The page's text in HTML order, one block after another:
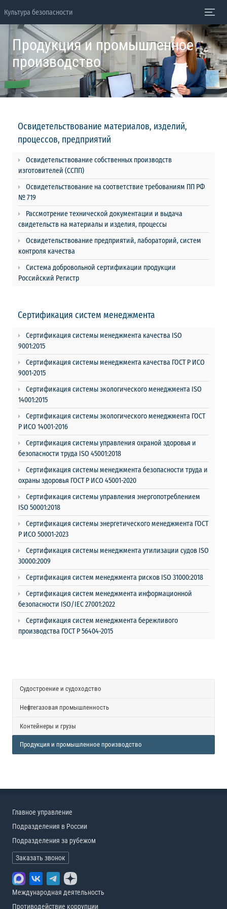
Культура безопасности
Продукция и промышленное
производство
Освидетельствование материалов, изделий,
процессов, предприятий
Освидетельствование собственных производств
изготовителей (ССПП)
Освидетельствование на соответствие требованиям ПП РФ
№ 719
Рассмотрение технической документации и выдача
свидетельств на материалы и изделия, процессы
Освидетельствование предприятий, лабораторий, систем
контроля качества
Система добровольной сертификации продукции
Российский Регистр
Сертификация систем менеджмента
Сертификация системы менеджмента качества ISO
9001:2015
Сертификация системы менеджмента качества ГОСТ Р ИСО
9001-2015
Сертификация системы экологического менеджмента ISO
14001:2015
Сертификация системы экологического менеджмента ГОСТ
Р ИСО 14001-2016
Сертификация системы управления охраной здоровья и
безопасности труда ISO 45001:2018
Сертификация системы менеджмента безопасности труда и
охраны здоровья ГОСТ Р ИСО 45001-2020
Сертификация системы управления энергопотреблением
ISO 50001:2018
Сертификация системы энергетического менеджмента ГОСТ
Р ИСО 50001-2023
Сертификация системы менеджмента утилизации судов ISO
30000:2009
Сертификация систем менеджмента рисков ISO 31000:2018
Сертификация систем менеджмента информационной
безопасности ISO/IEC 27001:2022
Сертификация систем менеджмента бережливого
производства ГОСТ Р 56404-2015
Судостроение и судоходство
Нефтегазовая промышленность
Контейнеры и грузы
Продукция и промышленное производство
Главное управление
Подразделения в России
Подразделения за рубежом
Заказать звонок
Международная деятельность
Противодействие коррупции